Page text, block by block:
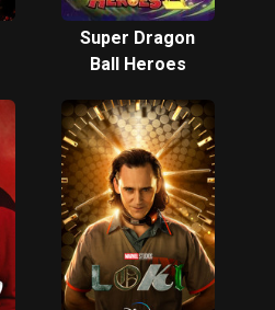
Super Dragon
Ball Heroes